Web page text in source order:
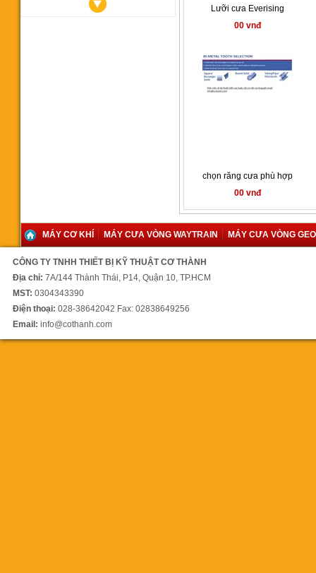
Máy cưa vòng CY 350
145.000.000 vnđ
Máy cưa vòng SH-6056NC
42.000 vnđ
Lưỡi cưa Everising
00 vnđ
chọn răng cưa phù hợp
00 vnđ
MÁY CƠ KHÍ MÁY CƯA VÒNG WAYTRAIN MÁY CƯA VÒNG
CÔNG TY TNHH THIẾT BỊ KỸ THUẬT CƠ THÀNH
Địa chỉ: 7A/144 Thành Thái, P14, Quận 10, TP.HCM
MST: 0304343390
Điện thoại: 028-38642042 Fax: 02838649256
Email: info@cothanh.com